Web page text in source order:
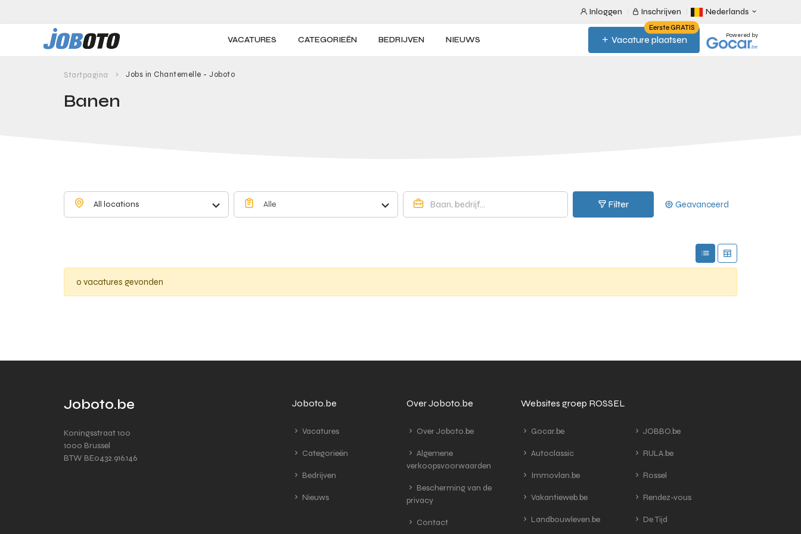
Inloggen Inschrijven Nederlands
VACATURES CATEGORIEËN BEDRIJVEN NIEUWS Vacature plaatsen
Eerste GRATIS
Powered by
Startpagina Jobs in Chantemelle - Joboto
Banen
All locations Alle Filter Geavanceerd
0 vacatures gevonden
Joboto.be
Koningsstraat 100
1000 Brussel
BTW BE0432.916.146
Joboto.be
Vacatures
Categorieën
Bedrijven
Nieuws
Over Joboto.be
Over Joboto.be
Algemene
verkoopsvoorwaarden
Bescherming van de
privacy
Contact
Websites groep ROSSEL
Gocar.be
Autoclassic
Immovlan.be
Vakantieweb.be
Landbouwleven.be
JOBBO.be
RULA.be
Rossel
Rendez-vous
De Tijd